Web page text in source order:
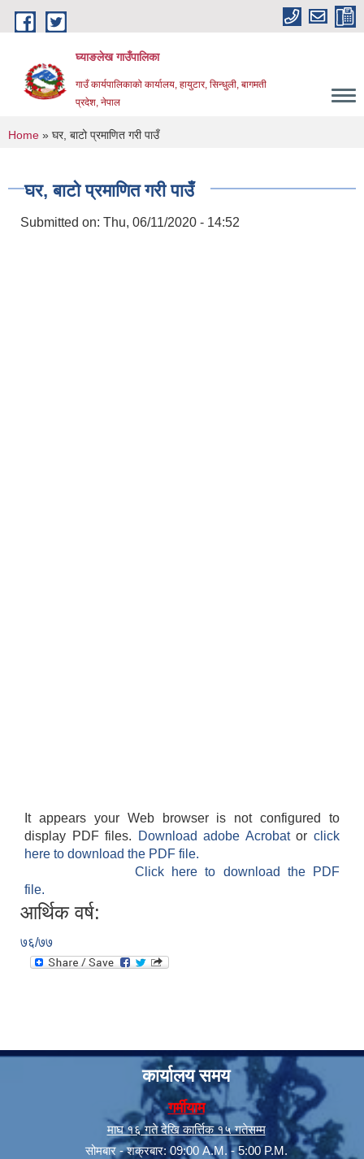
Skip to main content
घ्याङलेख गाउँपालिका
गाउँ कार्यपालिकाको कार्यालय, हायुटार, सिन्धुली, बागमती
प्रदेश, नेपाल
You are here
Home » घर, बाटो प्रमाणित गरी पाउँ
घर, बाटो प्रमाणित गरी पाउँ
Submitted on: Thu, 06/11/2020 - 14:52
It appears your Web browser is not configured to
display PDF files.
Download adobe Acrobatorclick
here to download the PDF file.
Click here to download the PDF
file.
आर्थिक वर्ष:
७६/७७
कार्यालय समय
गर्मीयाम
माघ १६ गते देखि कार्त्तिक १५ गतेसम्म
सोमबार - शक्रबार: 09:00 A.M. - 5:00 P.M.